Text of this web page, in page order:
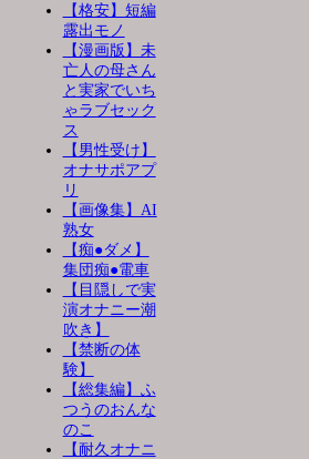
【格安】短編
露出モノ
【漫画版】未
亡人の母さん
と実家でいち
ゃラブセック
ス
【男性受け】
オナサポアプ
リ
【画像集】AI
熟女
【痴●ダメ】
集団痴●電車
【目隠しで実
演オナニー潮
吹き】
【禁断の体
験】
【総集編】ふ
つうのおんな
のこ
【耐久オナニ